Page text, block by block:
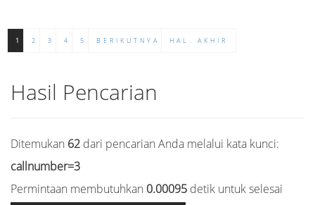
1 2 3 4 5 BERIKUTNYA HAL. AKHIR
Hasil Pencarian
Ditemukan 62 dari pencarian Anda melalui kata kunci:
callnumber=3
Permintaan membutuhkan 0.00095 detik untuk selesai